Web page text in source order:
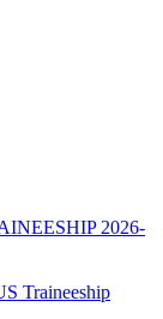
2026-
Traineeship